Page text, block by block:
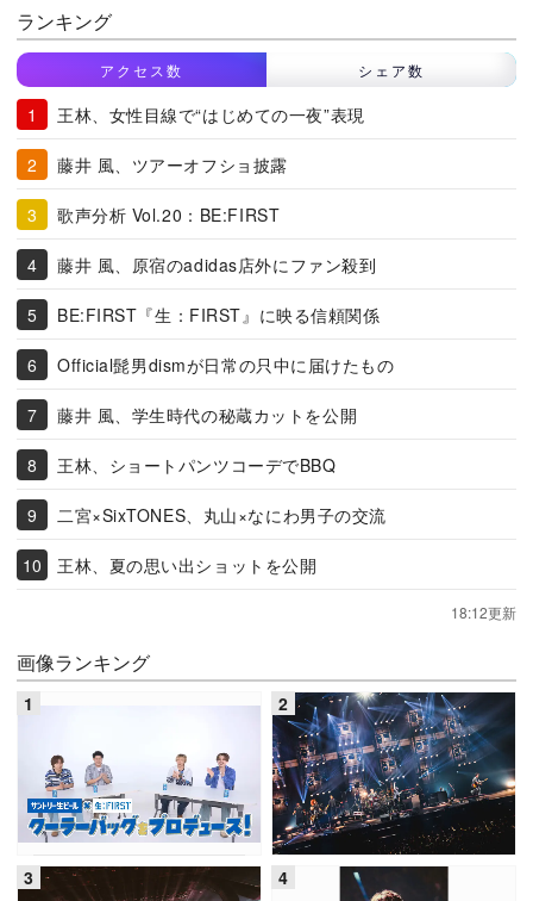
ランキング
アクセス数 シェア数
王林、女性目線で“はじめての一夜”表現
藤井 風、ツアーオフショ披露
歌声分析 Vol.20：BE:FIRST
藤井 風、原宿のadidas店外にファン殺到
BE:FIRST『生：FIRST』に映る信頼関係
Official髭男dismが日常の只中に届けたもの
藤井 風、学生時代の秘蔵カットを公開
王林、ショートパンツコーデでBBQ
二宮×SixTONES、丸山×なにわ男子の交流
王林、夏の思い出ショットを公開
18:12更新
画像ランキング